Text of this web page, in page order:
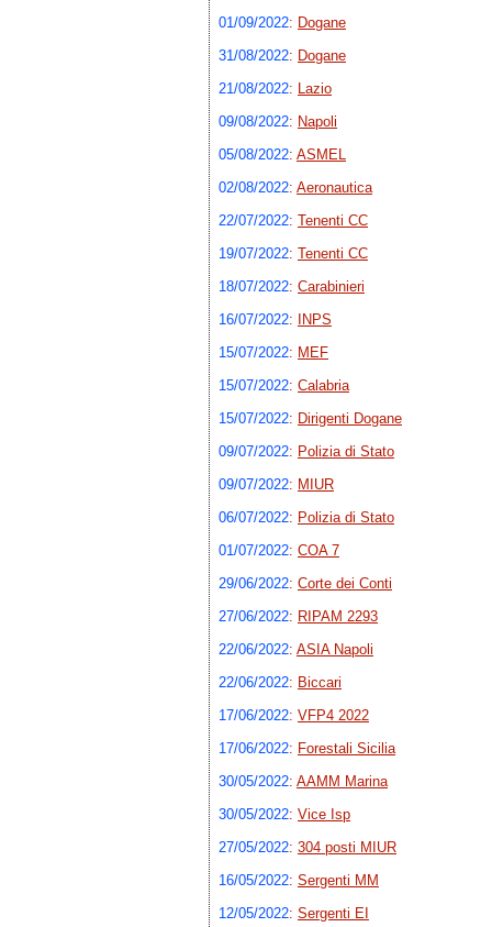
01/09/2022: Dogane
31/08/2022: Dogane
21/08/2022: Lazio
09/08/2022: Napoli
05/08/2022: ASMEL
02/08/2022: Aeronautica
22/07/2022: Tenenti CC
19/07/2022: Tenenti CC
18/07/2022: Carabinieri
16/07/2022:
INPS
15/07/2022: MEF
15/07/2022: Calabria
15/07/2022: Dirigenti Dogane
09/07/2022: Polizia di Stato
09/07/2022: MIUR
06/07/2022: Polizia di Stato
01/07/2022: COA 7
29/06/2022: Corte dei Conti
27/06/2022: RIPAM 2293
22/06/2022: ASIA Napoli
22/06/2022: Biccari
17/06/2022: VFP4 2022
17/06/2022: Forestali Sicilia
30/05/2022: AAMM Marina
30/05/2022: Vice Isp
27/05/2022: 304 posti MIUR
16/05/2022: Sergenti MM
12/05/2022: Sergenti EI